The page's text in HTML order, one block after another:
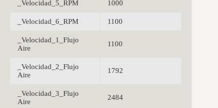
_Velocidad_5_RPM 1000
_Velocidad_6_RPM 1100
_Velocidad_1_Flujo
Aire
1100
_Velocidad_2_Flujo
Aire
1792
_Velocidad_3_Flujo
Aire
2484